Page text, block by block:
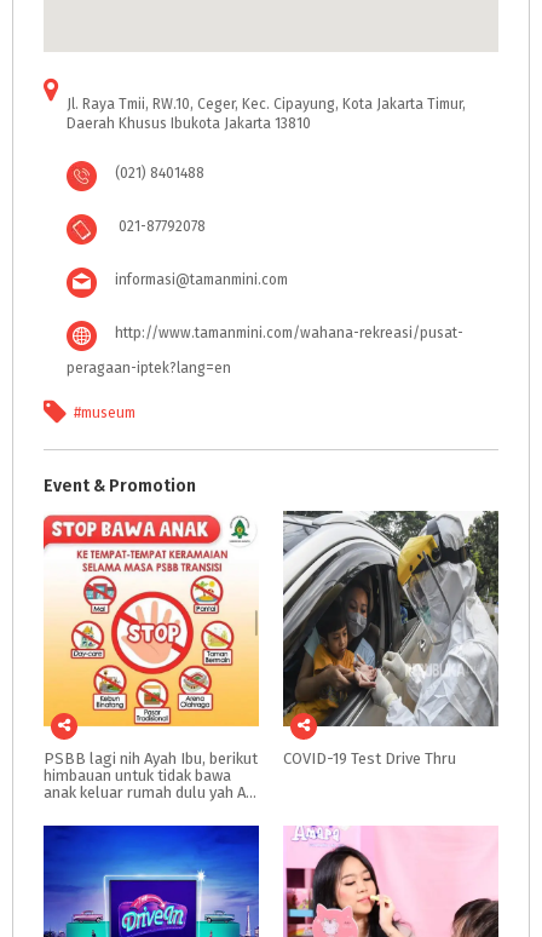
Jl. Raya Tmii, RW.10, Ceger, Kec. Cipayung, Kota Jakarta Timur,
Daerah Khusus Ibukota Jakarta 13810
(021) 8401488
021-87792078
informasi@tamanmini.com
http://www.tamanmini.com/wahana-rekreasi/pusat-
peragaan-iptek?lang=en
#museum
Event & Promotion
PSBB lagi nih Ayah Ibu, berikut
himbauan untuk tidak bawa
anak keluar rumah dulu yah Ayah Ibu
COVID-19 Test Drive Thru